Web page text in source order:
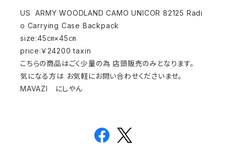
US ARMY WOODLAND CAMO UNICOR 82125 Radi
o Carrying Case Backpack
size:45㎝×45㎝
price:￥24200 taxin
こちらの商品はごく少量の為 店頭販売のみとなります。
気になる方は お気軽にお問い合わせくださいませ。
MAVAZI にしやん